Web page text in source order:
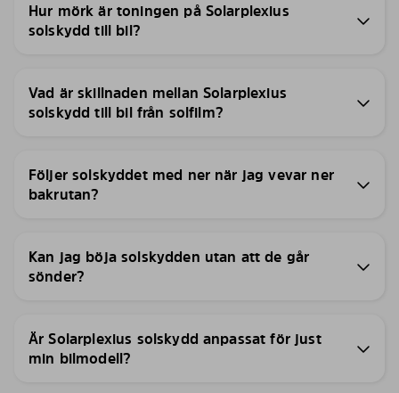
Hur mörk är toningen på Solarplexius
solskydd till bil?
Vad är skillnaden mellan Solarplexius
solskydd till bil från solfilm?
Följer solskyddet med ner när jag vevar ner
bakrutan?
Kan jag böja solskydden utan att de går
sönder?
Är Solarplexius solskydd anpassat för just
min bilmodell?